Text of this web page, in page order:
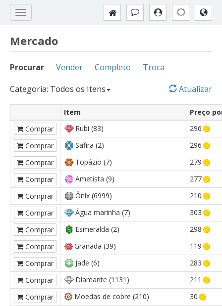
Mercado
Procurar Vender Completo
Troca
Categoria: Todos os Itens
Atualizar
Item
Preço
Comprar
Rubi (83)
296
Comprar
Safira (2)
296
Comprar
Topázio (7)
279
Comprar
Ametista (9)
277
Comprar
Ônix (6999)
210
Comprar
Água marinha (7)
303
Comprar
Esmeralda (2)
298
Comprar
Granada (39)
119
Comprar
Jade (6)
283
Comprar
Diamante (1131)
211
Comprar
Moedas de cobre (210)
30